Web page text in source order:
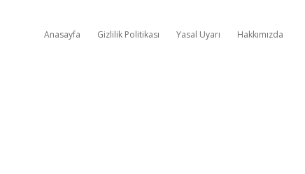
Anasayfa Gizlilik Politikası Yasal Uyarı Hakkımızda